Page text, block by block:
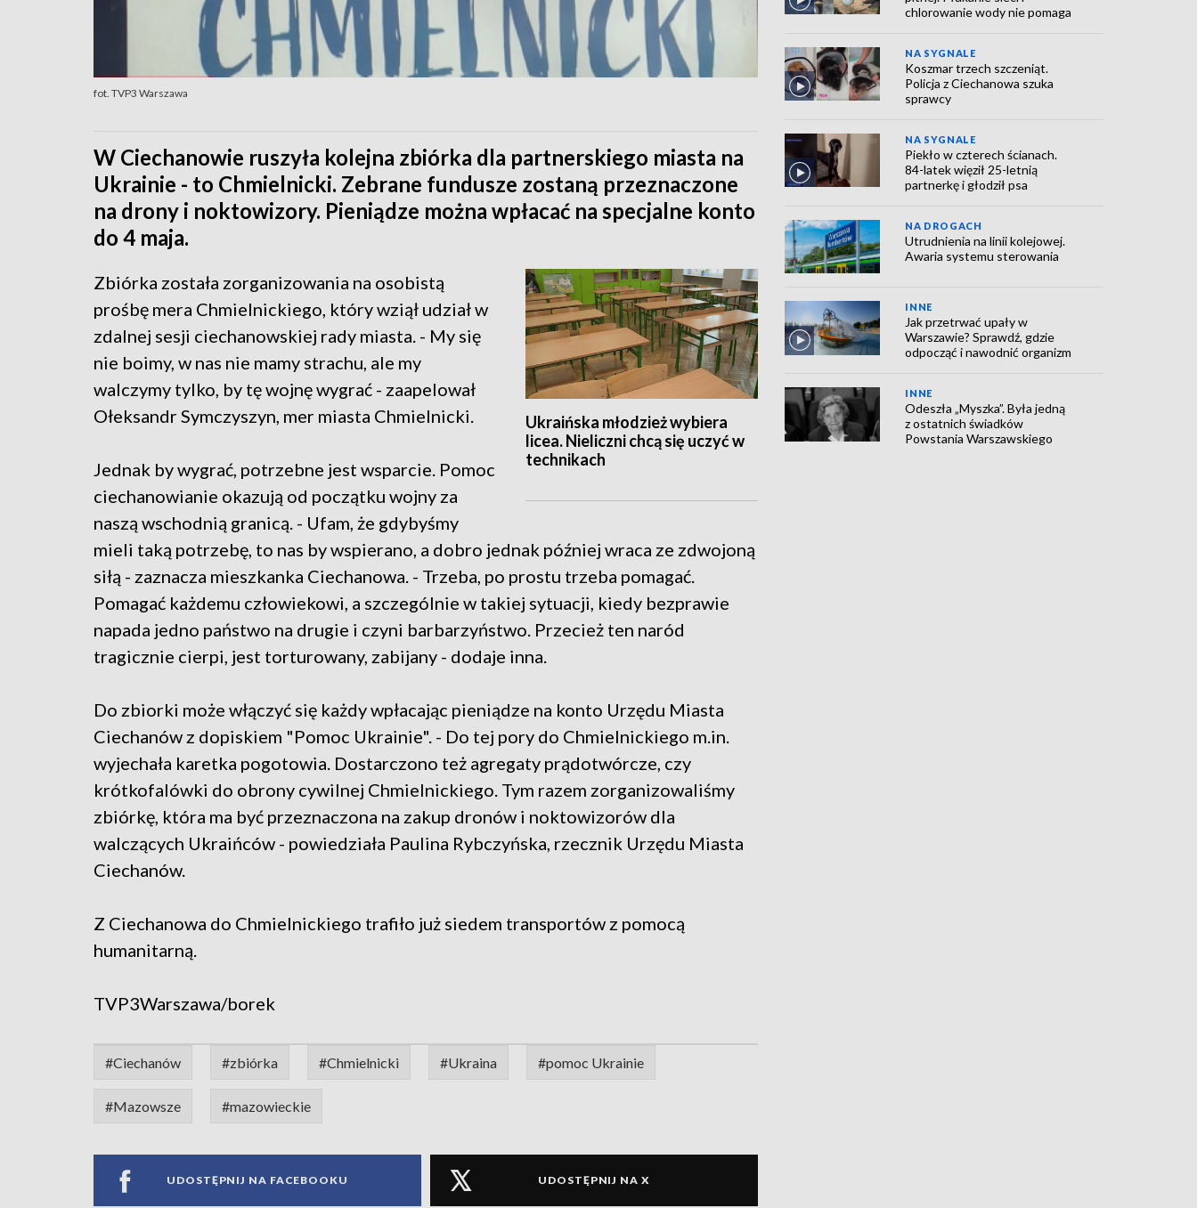
fot. TVP3 Warszawa
W Ciechanowie ruszyła kolejna zbiórka dla partnerskiego miasta na
Ukrainie - to Chmielnicki. Zebrane fundusze zostaną przeznaczone
na drony i noktowizory. Pieniądze można wpłacać na specjalne konto
do 4 maja.
Ukraińska młodzież wybiera
licea. Nieliczni chcą się uczyć w
technikach
Zbiórka została zorganizowania na osobistą
prośbę mera Chmielnickiego, który wziął udział w
zdalnej sesji ciechanowskiej rady miasta. - My się
nie boimy, w nas nie mamy strachu, ale my
walczymy tylko, by tę wojnę wygrać - zaapelował
Ołeksandr Symczyszyn, mer miasta Chmielnicki.
Jednak by wygrać, potrzebne jest wsparcie. Pomoc
ciechanowianie okazują od początku wojny za
naszą wschodnią granicą. - Ufam, że gdybyśmy
mieli taką potrzebę, to nas by wspierano, a dobro jednak później wraca ze zdwojoną
siłą - zaznacza mieszkanka Ciechanowa. - Trzeba, po prostu trzeba pomagać.
Pomagać każdemu człowiekowi, a szczególnie w takiej sytuacji, kiedy bezprawie
napada jedno państwo na drugie i czyni barbarzyństwo. Przecież ten naród
tragicznie cierpi, jest torturowany, zabijany - dodaje inna.
Do zbiorki może włączyć się każdy wpłacając pieniądze na konto Urzędu Miasta
Ciechanów z dopiskiem "Pomoc Ukrainie". - Do tej pory do Chmielnickiego m.in.
wyjechała karetka pogotowia. Dostarczono też agregaty prądotwórcze, czy
krótkofalówki do obrony cywilnej Chmielnickiego. Tym razem zorganizowaliśmy
zbiórkę, która ma być przeznaczona na zakup dronów i noktowizorów dla
walczących Ukraińców - powiedziała Paulina Rybczyńska, rzecznik Urzędu Miasta
Ciechanów.
Z Ciechanowa do Chmielnickiego trafiło już siedem transportów z pomocą
humanitarną.
TVP3Warszawa/borek
#Ciechanów #zbiórka #Chmielnicki #Ukraina #pomoc Ukrainie
#Mazowsze #mazowieckie
UDOSTĘPNIJ NA FACEBOOKU UDOSTĘPNIJ NA X
chlorowanie wody nie pomaga
NA SYGNALE
Koszmar trzech szczeniąt.
Policja z Ciechanowa szuka
sprawcy
NA SYGNALE
Piekło w czterech ścianach.
84-latek więził 25-letnią
partnerkę i głodził psa
NA DROGACH
Utrudnienia na linii kolejowej.
Awaria systemu sterowania
INNE
Jak przetrwać upały w
Warszawie? Sprawdź, gdzie
odpocząć i nawodnić organizm
INNE
Odeszła „Myszka”. Była jedną
z ostatnich świadków
Powstania Warszawskiego